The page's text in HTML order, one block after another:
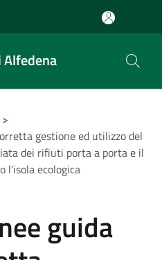
Alfedena
>
gestione ed utilizzo del
dei rifiuti porta a porta e il
l'isola ecologica
guida